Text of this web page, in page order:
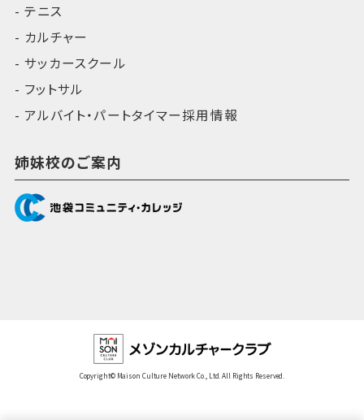
テニス
カルチャー
サッカースクール
フットサル
アルバイト・パートタイマー採用情報
姉妹校のご案内
Copyright© Maison Culture Network Co., Ltd. All Rights Reserved.